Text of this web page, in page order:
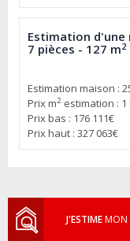
Estimation d'une
7 pièces - 127 m2
Estimation maison :
Prix m2 estimation : 1
Prix bas : 176 111€
Prix haut : 327 063€
J'ESTIMEMON